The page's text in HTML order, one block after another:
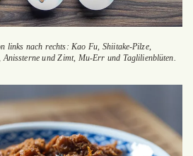
links nach rechts: Kao Fu, Shiitake-Pilze,
Anissterne und Zimt, Mu-Err und Taglilienblüten.